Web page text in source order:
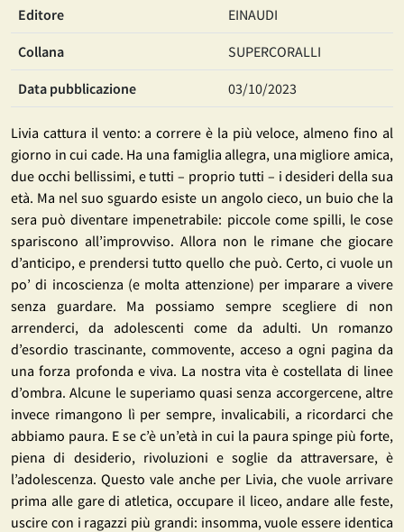
Editore EINAUDI
Collana SUPERCORALLI
Data pubblicazione 03/10/2023
Livia cattura il vento: a correre è la più veloce, almeno fino al
giorno in cui cade. Ha una famiglia allegra, una migliore amica,
due occhi bellissimi, e tutti – proprio tutti – i desideri della sua
età. Ma nel suo sguardo esiste un angolo cieco, un buio che la
sera può diventare impenetrabile: piccole come spilli, le cose
spariscono all’improvviso. Allora non le rimane che giocare
d’anticipo, e prendersi tutto quello che può. Certo, ci vuole un
po’ di incoscienza (e molta attenzione) per imparare a vivere
senza guardare. Ma possiamo sempre scegliere di non
arrenderci, da adolescenti come da adulti. Un romanzo
d’esordio trascinante, commovente, acceso a ogni pagina da
una forza profonda e viva. La nostra vita è costellata di linee
d’ombra. Alcune le superiamo quasi senza accorgercene, altre
invece rimangono lì per sempre, invalicabili, a ricordarci che
abbiamo paura. E se c’è un’età in cui la paura spinge più forte,
piena di desiderio, rivoluzioni e soglie da attraversare, è
l’adolescenza. Questo vale anche per Livia, che vuole arrivare
prima alle gare di atletica, occupare il liceo, andare alle feste,
uscire con i ragazzi più grandi: insomma, vuole essere identica